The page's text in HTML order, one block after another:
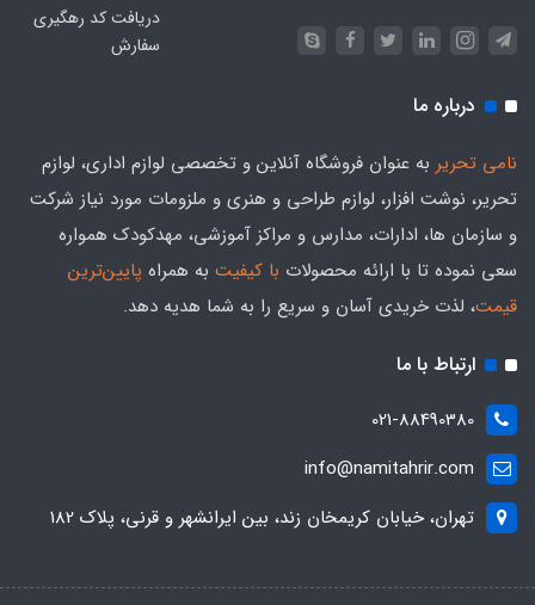
دریافت کد رهگیری
سفارش
درباره ما
نامی تحریر به عنوان فروشگاه آنلاین و تخصصی لوازم اداری، لوازم
تحریر، نوشت افزار، لوازم طراحی و هنری و ملزومات مورد نیاز شرکت
و سازمان ها، ادارات، مدارس و مراکز آموزشی، مهدکودک همواره
سعی نموده تا با ارائه محصولات با کیفیت به همراه پایین‌ترین
قیمت، لذت خریدی آسان و سریع را به شما هدیه‌ دهد.
ارتباط با ما
021-88490380
info@namitahrir.com
تهران، خیابان کریمخان زند، بین ایرانشهر و قرنی، پلاک 182